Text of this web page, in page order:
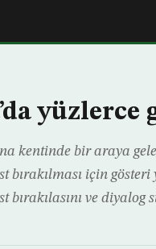
kentinde bir araya
bırakılması için
bırakılasını ve